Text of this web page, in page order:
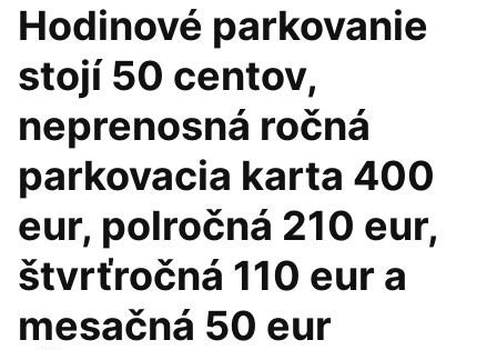
Hodinové parkovanie
stojí 50 centov,
neprenosná ročná
parkovacia karta 400
eur, polročná 210 eur,
štvrťročná 110 eur a
mesačná 50 eur